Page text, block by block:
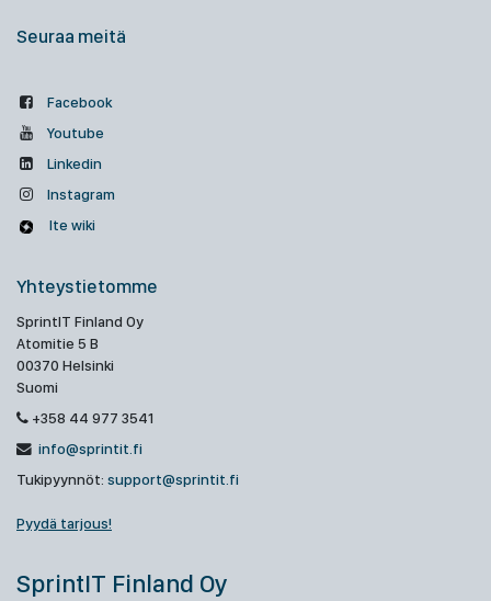
Seuraa meitä
Facebook
Youtube
Linkedin
Instagram
Ite wiki
Yhteystietomme
SprintIT Finland Oy
Atomitie 5 B
00370 Helsinki
Suomi
+358 44 977 3541
info@sprintit.fi
Tukipyynnöt: support@sprintit.fi
Pyydä tarjous!
SprintIT Finland Oy